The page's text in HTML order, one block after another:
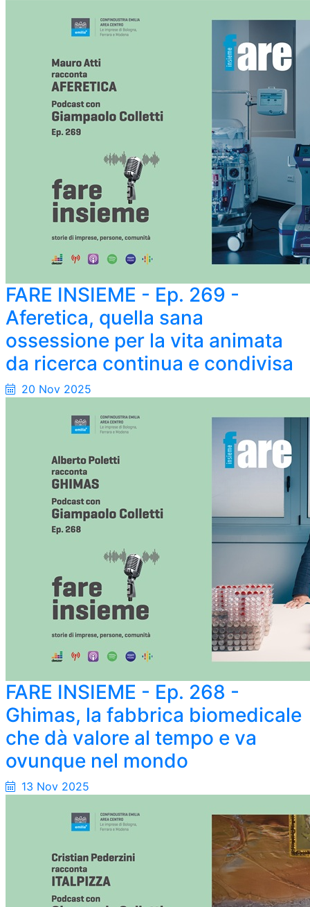
FARE INSIEME - Ep. 269 -
Aferetica, quella sana
ossessione per la vita animata
da ricerca continua e condivisa
20 Nov 2025
FARE INSIEME - Ep. 268 -
Ghimas, la fabbrica biomedicale
che dà valore al tempo e va
ovunque nel mondo
13 Nov 2025